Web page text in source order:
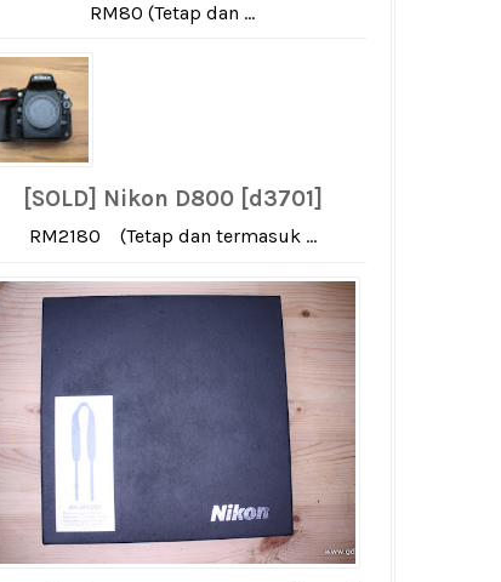
RM80 (Tetap dan ...
[SOLD] Nikon D800 [d3701]
RM2180 (Tetap dan termasuk ...